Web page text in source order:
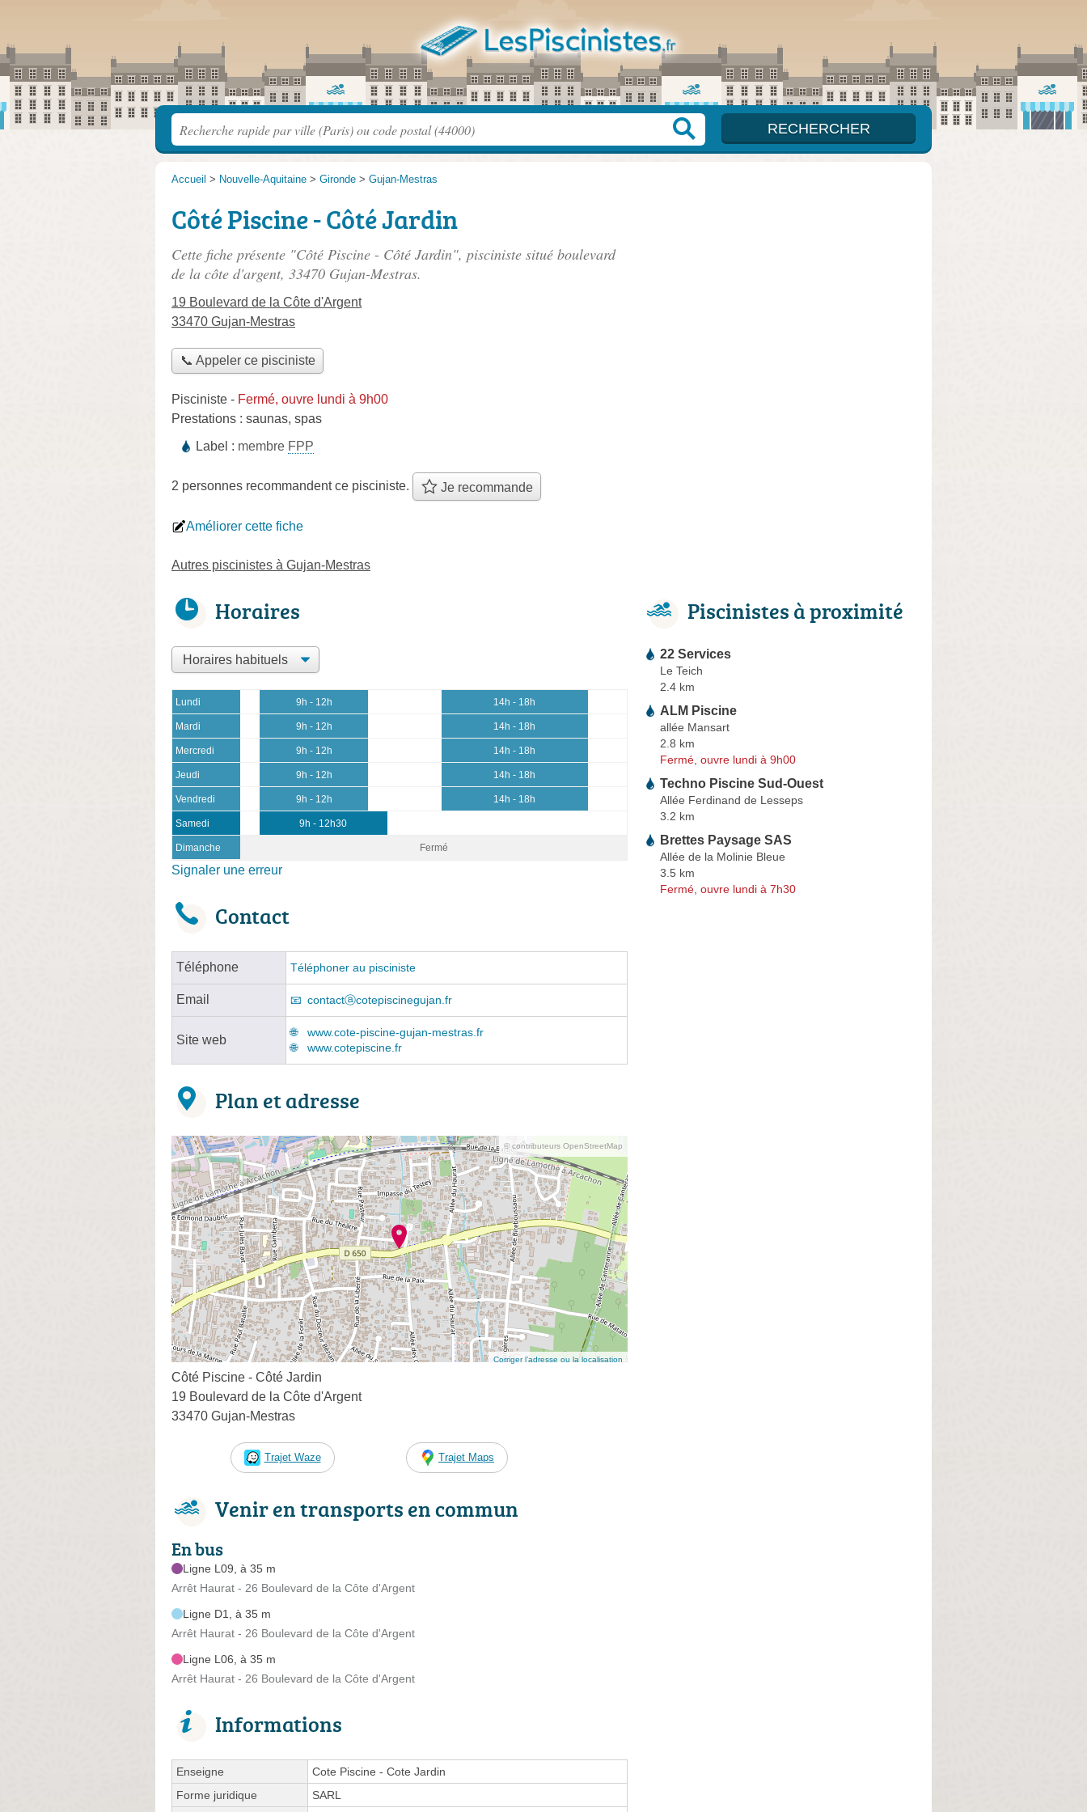
Accueil > Nouvelle-Aquitaine > Gironde > Gujan-Mestras
Côté Piscine - Côté Jardin
Cette fiche présente "Côté Piscine - Côté Jardin", pisciniste situé boulevard
de la côte d'argent, 33470 Gujan-Mestras.
19 Boulevard de la Côte d'Argent
33470 Gujan-Mestras
📞 Appeler ce pisciniste
Pisciniste - Fermé, ouvre lundi à 9h00
Prestations : saunas, spas
Label : membre FPP
2 personnes recommandentce pisciniste. Je recommande
Améliorer cette fiche
Autres piscinistes à Gujan-Mestras
Horaires
Lundi 9h - 12h 14h - 18h
Mardi 9h - 12h 14h - 18h
Mercredi 9h - 12h 14h - 18h
Jeudi 9h - 12h 14h - 18h
Vendredi 9h - 12h 14h - 18h
Samedi 9h - 12h30
Dimanche Fermé
Signaler une erreur
Contact
Téléphone Téléphoner au pisciniste
Email contactⓐcotepiscinegujan.fr
Site web
www.cote-piscine-gujan-mestras.fr
www.cotepiscine.fr
Plan et adresse
© contributeurs OpenStreetMap
Corriger l’adresse ou la localisation
Côté Piscine - Côté Jardin
19 Boulevard de la Côte d'Argent
33470 Gujan-Mestras
Trajet Waze Trajet Maps
Venir en transports en commun
En bus
Ligne L09, à 35 m
Arrêt Haurat - 26 Boulevard de la Côte d'Argent
Ligne D1, à 35 m
Arrêt Haurat - 26 Boulevard de la Côte d'Argent
Ligne L06, à 35 m
Arrêt Haurat - 26 Boulevard de la Côte d'Argent
Informations
Enseigne
Cote Piscine - Cote Jardin
Forme juridique
SARL
Piscinistes à proximité
22 Services
Le Teich
2.4 km
ALM Piscine
allée Mansart
2.8 km
Fermé, ouvre lundi à 9h00
Techno Piscine Sud-Ouest
Allée Ferdinand de Lesseps
3.2 km
Brettes Paysage SAS
Allée de la Molinie Bleue
3.5 km
Fermé, ouvre lundi à 7h30